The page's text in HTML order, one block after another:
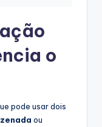
o
pode usar dois
ou